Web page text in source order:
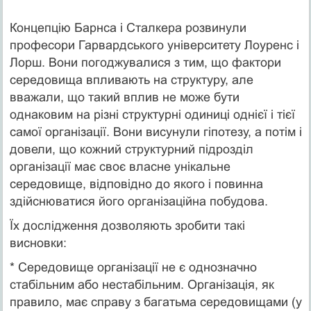
Концепцію Барнса і Сталкера розвинули
професори Гарвардського університету Лоуренс і
Лорш. Вони погоджувалися з тим, що фактори
середовища впливають на структуру, але
вважали, що такий вплив не може бути
однаковим на різні структурні одиниці однієї і тієї
самої організації. Вони висунули гіпотезу, а потім і
довели, що кожний структурний підрозділ
організації має своє власне унікальне
середовище, відповідно до якого і повинна
здійснюватися його організаційна побудова.
Їх дослідження дозволяють зробити такі
висновки:
* Середовище організації не є однозначно
стабільним або нестабільним. Організація, як
правило, має справу з багатьма середовищами (у